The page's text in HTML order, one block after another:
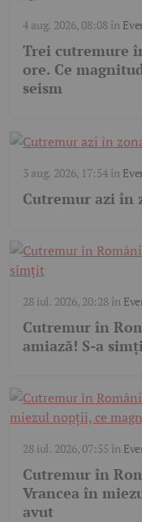
4 aug. 2026, 08:08în
Trei cutremure
ore. Ce
seism
3 aug. 2026, 17:54în
Cutremur azi în
28 iul. 2026, 20:28în
Cutremur în
amiază! S-a
28 iul. 2026, 07:55 în
Cutremur în
Vrancea în
avut